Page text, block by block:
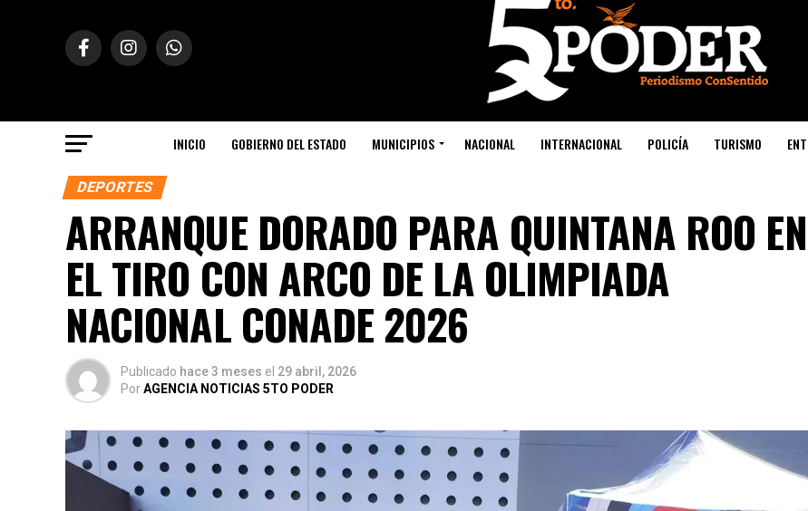
INICIO GOBIERNO DEL ESTADO MUNICIPIOS NACIONAL INTERNACIONAL POLICÍA TURISMO
DEPORTES
ARRANQUE DORADO PARA QUINTANA ROO EN
EL TIRO CON ARCO DE LA OLIMPIADA
NACIONAL CONADE 2026
Publicado hace 3 meses el 29 abril, 2026
PorAGENCIA NOTICIAS 5TO PODER